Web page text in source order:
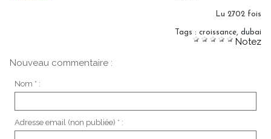
Lu 2702 fois
Tags : croissance dubai
Notez
Nouveau commentaire :
Nom * :
Adresse email (non publiée) * :